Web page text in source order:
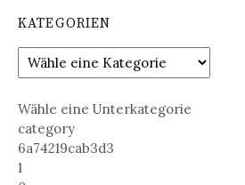
KATEGORIEN
Wähle eine Unterkategorie
category
6a74219cab3d3
1